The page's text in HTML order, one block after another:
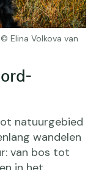
natuurgebied
wandelen
van bos tot
Elina Volkova van